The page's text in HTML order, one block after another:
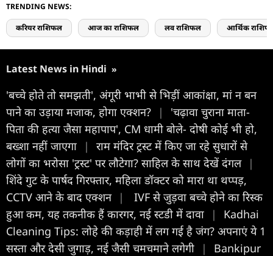
TRENDING NEWS:
करियर राशिफल आज का राशिफल लव राशिफल आर्थिक
Latest News in Hindi »
'बच्चे होते तो समझती', अंगूरी भाभी से भिड़ीं आकांक्षा, मां न बन
पाने का उड़ाया मजाक, होगा एक्शन?
|
'चढ़ावा चुराना माता-
पिता की हत्या जैसा महापाप', CM धामी बोले- दोषी कोई भी हो,
बख्शा नहीं जाएगा
|
राम मंदिर ट्रस्ट में किए जा रहे सुधारों से
लोगों का भरोसा 'ट्रस्ट' पर लौटेगा? साहिल के साथ देखें दंगल |
शिंदे गुट के पार्षद गिरफ्तार, महिला डॉक्टर को मारा था थप्पड़,
CCTV आने के बाद एक्शन |
IVF से जुड़वा बच्चे होने का रिस्क
हुआ कम, यह तकनीक हैं कारगर, नई स्टडी में दावा
|
Kadhai
Cleaning Tips: लोहे की कड़ाही में लग गई है जंग? अपनाएं ये 1
सस्ता और देसी जुगाड़, नई जैसी चमचमाने लगेगी
|
Bankipur